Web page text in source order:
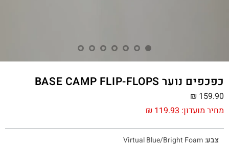
כפכפים נוער BASE CAMP FLIP-FLOPS
מחיר מועדון: ₪ 119.93
₪ 159.90
צבע:
Virtual Blue/Bright Foam